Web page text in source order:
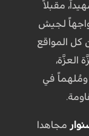
مقبلاً
لجيش
كل المواقع
العزَّة،
في
مجاهدا